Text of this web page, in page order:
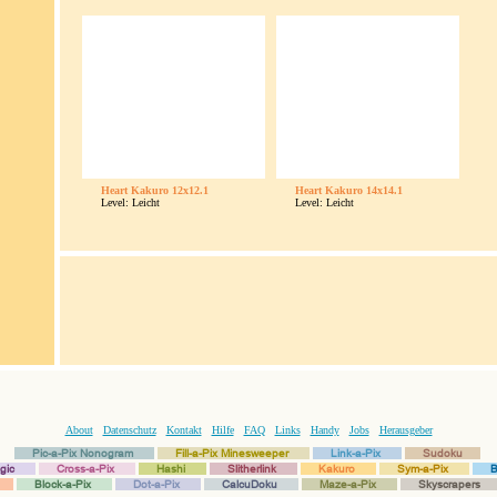
Heart Kakuro 12x12.1
Level: Leicht
Heart Kakuro 14x14.1
Level: Leicht
About Datenschutz Kontakt Hilfe FAQ Links Handy Jobs
Herausgeber
Pic-a-Pix Nonogram
Fill-a-Pix Minesweeper Link-a-Pix
Sudoku
Cross-a-Pix Hashi Slitherlink Kakuro Sym-a-Pix
Block-a-Pix Dot-a-Pix CalcuDoku Maze-a-Pix Skyscrapers